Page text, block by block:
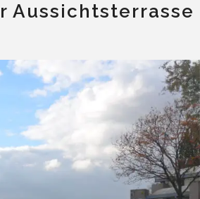
Aussichtsterrasse